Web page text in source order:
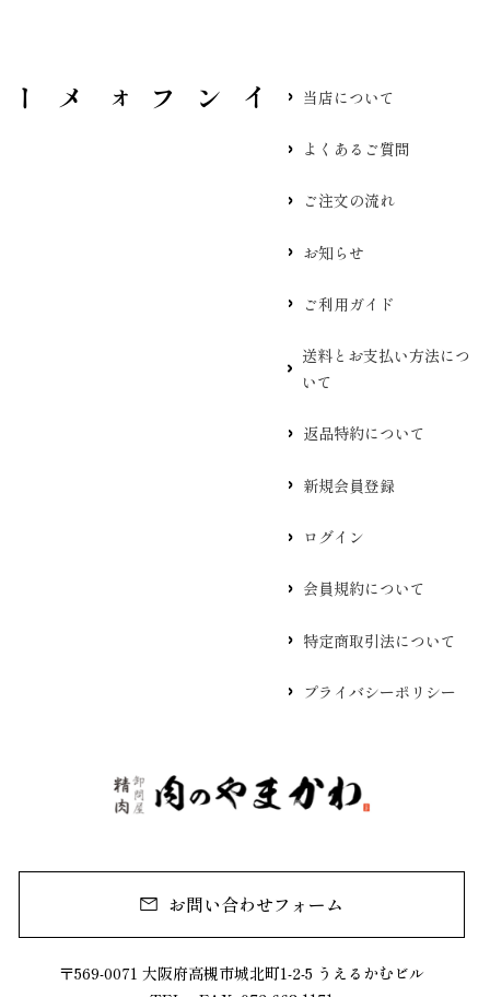
お問い合わせフォーム
〒569-0071 大阪府高槻市城北町1-2-5 うえるかむビル
当店について
よくあるご質問
ご注文の流れ
お知らせ
ご利用ガイド
送料とお支払い方法につ
いて
返品特約について
新規会員登録
ログイン
会員規約について
特定商取引法について
プライバシーポリシー